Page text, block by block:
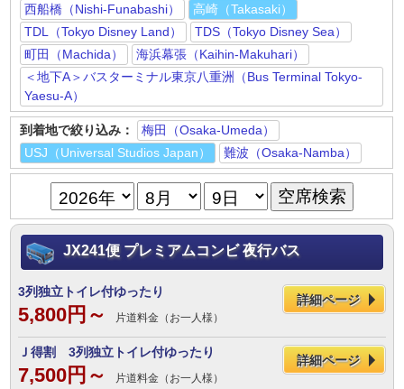
西船橋（Nishi-Funabashi）
高崎（Takasaki）
TDL（Tokyo Disney Land）
TDS（Tokyo Disney Sea）
町田（Machida）
海浜幕張（Kaihin-Makuhari）
＜地下A＞バスターミナル東京八重洲（Bus Terminal Tokyo-
Yaesu-A）
到着地で絞り込み：
梅田（Osaka-Umeda）
USJ（Universal Studios Japan）
難波（Osaka-Namba）
JX241便 プレミアムコンビ 夜行バス
3列独立トイレ付ゆったり
5,800円～ 片道料金（お一人様）
詳細ページ
Ｊ得割 3列独立トイレ付ゆったり
7,500円～ 片道料金（お一人様）
詳細ページ